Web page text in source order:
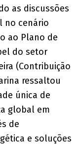
as discussões
no cenário
ao Plano de
do setor
(Contribuição
ressaltou
única de
global em
de
e soluções